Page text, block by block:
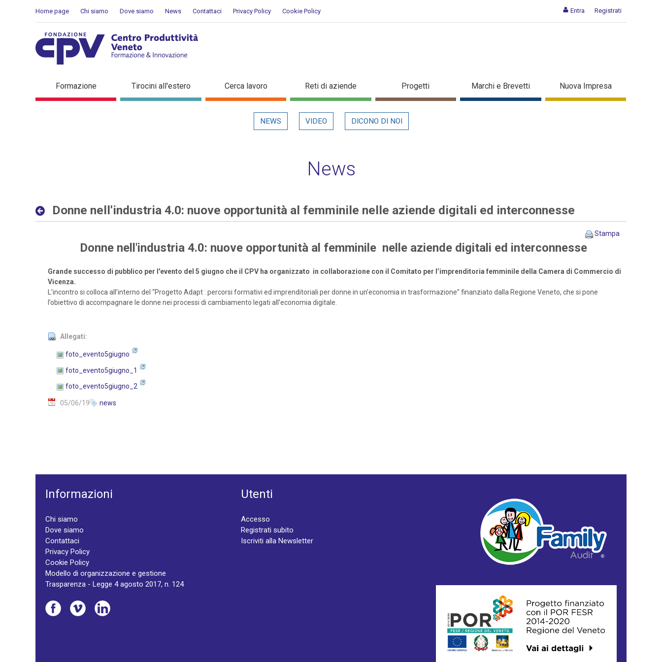
Entra Registrati
Home page Chi siamo Dove siamo News Contattaci Privacy Policy Cookie Policy
Donne nell'industria 4.0: nuove opportunità al femminile nelle aziende digitali ed
interconnesse - Dettaglio in evidenza
Formazione Tirocini all'estero Cerca lavoro Reti di aziende Progetti Marchi e Brevetti Nuova Impresa
NEWS VIDEO DICONO DI NOI
News
Donne nell'industria 4.0: nuove opportunità al femminile nelle aziende digitali ed interconnesse
Stampa
Donne nell'industria 4.0: nuove opportunità al femminile nelle aziende digitali ed interconnesse
Grande successo di pubblico per l'evento del 5 giugno che il CPV ha organizzato in collaborazione con il Comitato per l’imprenditoria femminile della Camera di Commercio di
Vicenza.
L’incontro si colloca all’interno del “Progetto Adapt : percorsi formativi ed imprenditoriali per donne in un’economia in trasformazione” finanziato dalla Regione Veneto, che si pone
l’obiettivo di accompagnare le donne nei processi di cambiamento legati all’economia digitale.
Allegati:
foto_evento5giugno
foto_evento5giugno_1
foto_evento5giugno_2
05/06/19 news
Informazioni
Chi siamo
Dove siamo
Contattaci
Privacy Policy
Cookie Policy
Modello di organizzazione e gestione
Trasparenza - Legge 4 agosto 2017, n. 124
Utenti
Accesso
Registrati subito
Iscriviti alla Newsletter